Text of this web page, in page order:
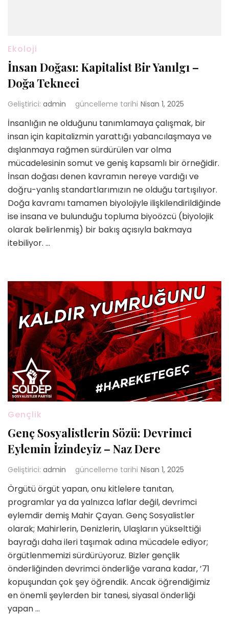
Ekoloji
İnsan Doğası: Kapitalist Bir Yanılgı –
Doğa Tekneci
Geliştirici: admin güncelleme tarihi Nisan 1, 2025
İnsanlığın ne olduğunu tanımlamaya çalışmak, bir
insan için kapitalizmin yarattığı yabancılaşmaya ve
dışlanmaya rağmen sürdürülen var olma
mücadelesinin somut ve geniş kapsamlı bir örneğidir.
İnsan doğası denen kavramın nereye vardığı ve
doğru-yanlış standartlarımızın ne olduğu tartışılıyor.
Doğa kavramı tamamen biyolojiyle ilişkilendirildiğinde
ise insana ve bulunduğu topluma biyoözcü (biyolojik
olarak belirlenmiş) bir bakış açısıyla bakmaya
itebiliyor. …
Gençlik
Genç Sosyalistlerin Sözü: Devrimci
Eylemin İzindeyiz – Naz Dere
Geliştirici: admin güncelleme tarihi Nisan 1, 2025
Örgütü örgüt yapan, onu kitlelere tanıtan,
programlar ya da yalnızca laflar değil, devrimci
eylemdir demiş Mahir Çayan. Genç Sosyalistler
olarak; Mahirlerin, Denizlerin, Ulaşların yükselttiği
bayrağı daha ileri taşımak adına mücadele ediyor;
örgütlenmemizi sürdürüyoruz. Bizler gençlik
önderliğinden devrimci önderliğe varana kadar, ’71
kopuşundan çok şey öğrendik. Ancak öğrendiğimiz
en önemli şeylerden bir tanesi, siyasal önderliği
yapan …